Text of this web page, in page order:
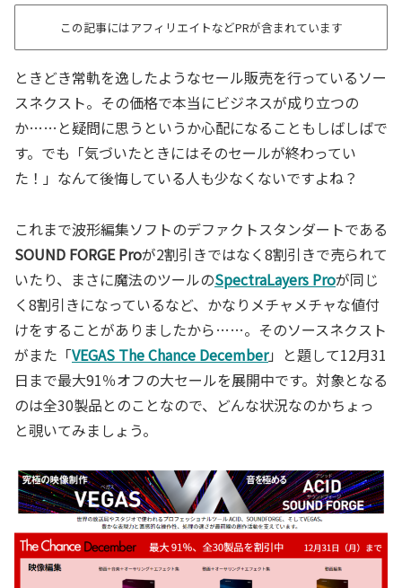
この記事にはアフィリエイトなどPRが含まれています
ときどき常軌を逸したようなセール販売を行っているソー
スネクスト。その価格で本当にビジネスが成り立つの
か……と疑問に思うというか心配になることもしばしばで
す。でも「気づいたときにはそのセールが終わってい
た！」なんて後悔している人も少なくないですよね？
これまで波形編集ソフトのデファクトスタンダートである
SOUND FORGE Proが2割引きではなく8割引きで売られて
いたり、まさに魔法のツールのSpectraLayers Proが同じ
く8割引きになっているなど、かなりメチャメチャな値付
けをすることがありましたから……。そのソースネクスト
がまた「VEGAS The Chance December」と題して12月31
日まで最大91％オフの大セールを展開中です。対象となる
のは全30製品とのことなので、どんな状況なのかちょっ
と覗いてみましょう。